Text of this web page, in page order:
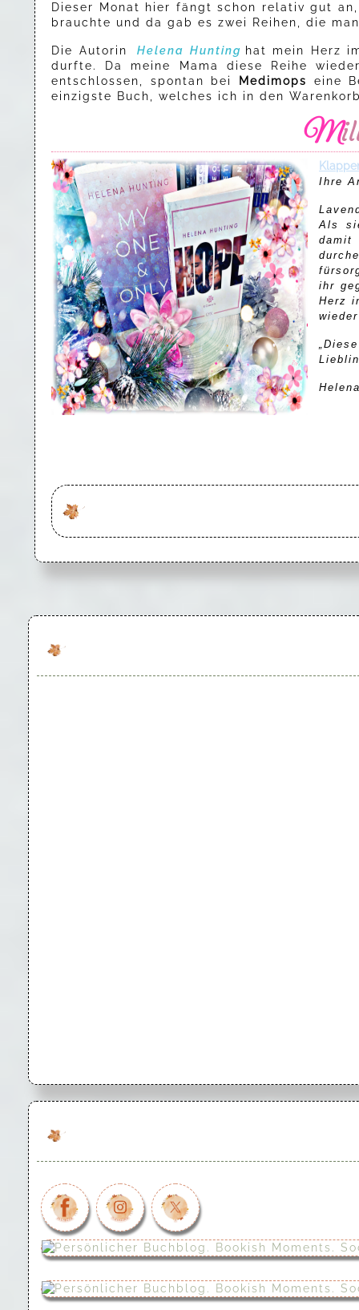
Dieser Monat hier fängt schon relativ gut
brauchte und da gab es zwei Reihen, die
Die Autorin Helena Hunting hat mein Herz
durfte. Da meine Mama diese Reihe
entschlossen, spontan bei
Medimops
eine
einzigste Buch, welches ich in den
Ihre
Als
ihr
Herz